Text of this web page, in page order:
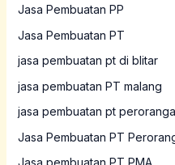
Jasa Pembuatan PP
Jasa Pembuatan PT
jasa pembuatan pt di blitar
jasa pembuatan PT malang
jasa pembuatan pt
Jasa Pembuatan PT